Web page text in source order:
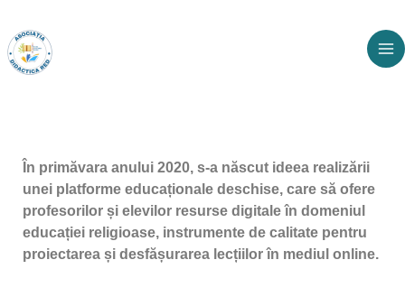
content
În primăvara anului 2020, s-a născut ideea realizării
unei platforme educaționale deschise, care să ofere
profesorilor și elevilor resurse digitale în domeniul
educației religioase, instrumente de calitate pentru
proiectarea și desfășurarea lecțiilor în mediul online.